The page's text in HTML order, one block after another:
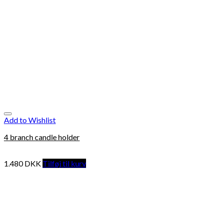
Add to Wishlist
4 branch candle holder
1.480DKK Tilføj til kurv